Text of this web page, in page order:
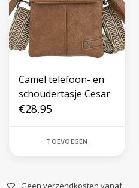
Camel telefoon- en
schoudertasje Cesar
€28,95
TOEVOEGEN
Geen verzendkosten vanaf